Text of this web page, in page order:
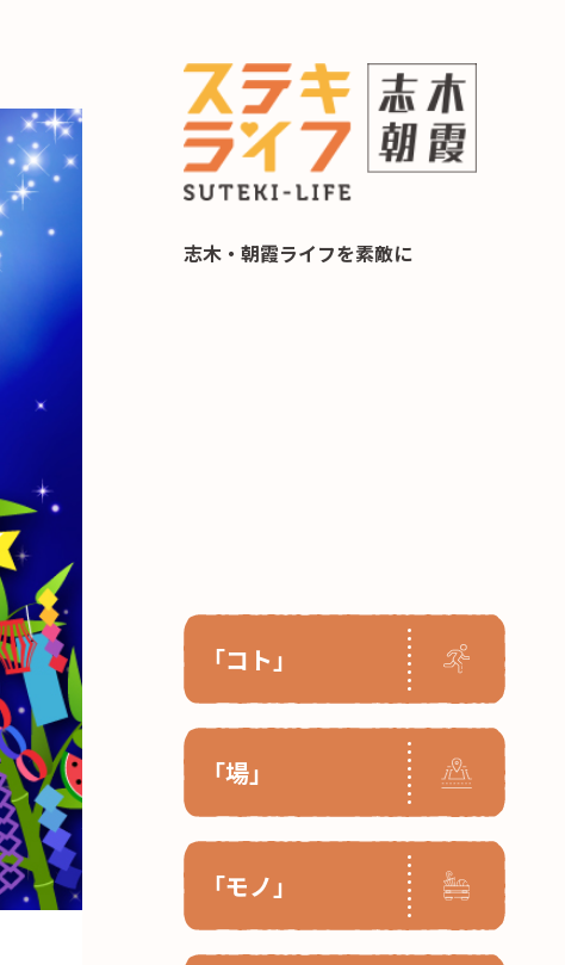
志木・朝霞ライフを素敵に
「コト」
「場」
「モノ」
らし 住み替え相談